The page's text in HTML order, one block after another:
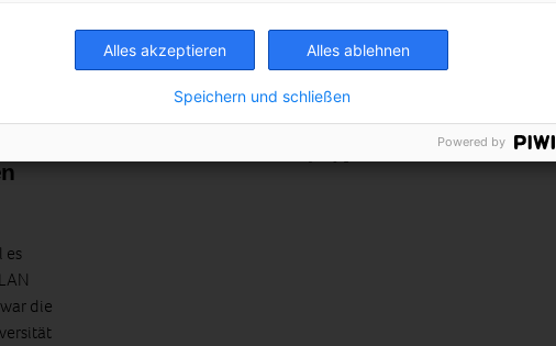
es
die
das Smartphone steuern lässt.
BEITRAG ANSEHEN
Alles akzeptieren Alles ablehnen
Speichern und schließen
Powered by